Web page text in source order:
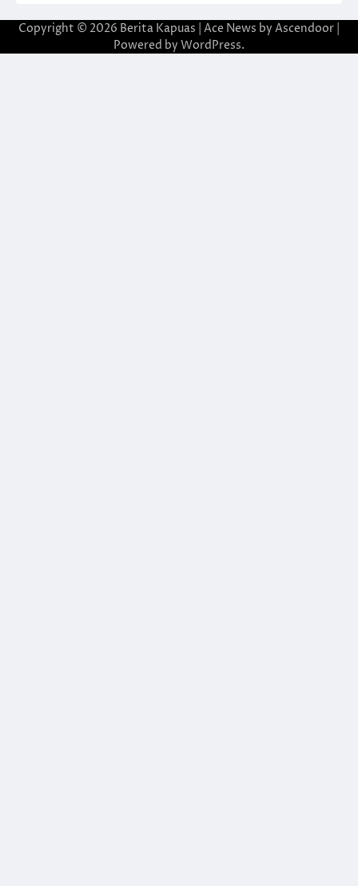
Copyright © 2026 Berita Kapuas | Ace News by Ascendoor
Powered by WordPress.